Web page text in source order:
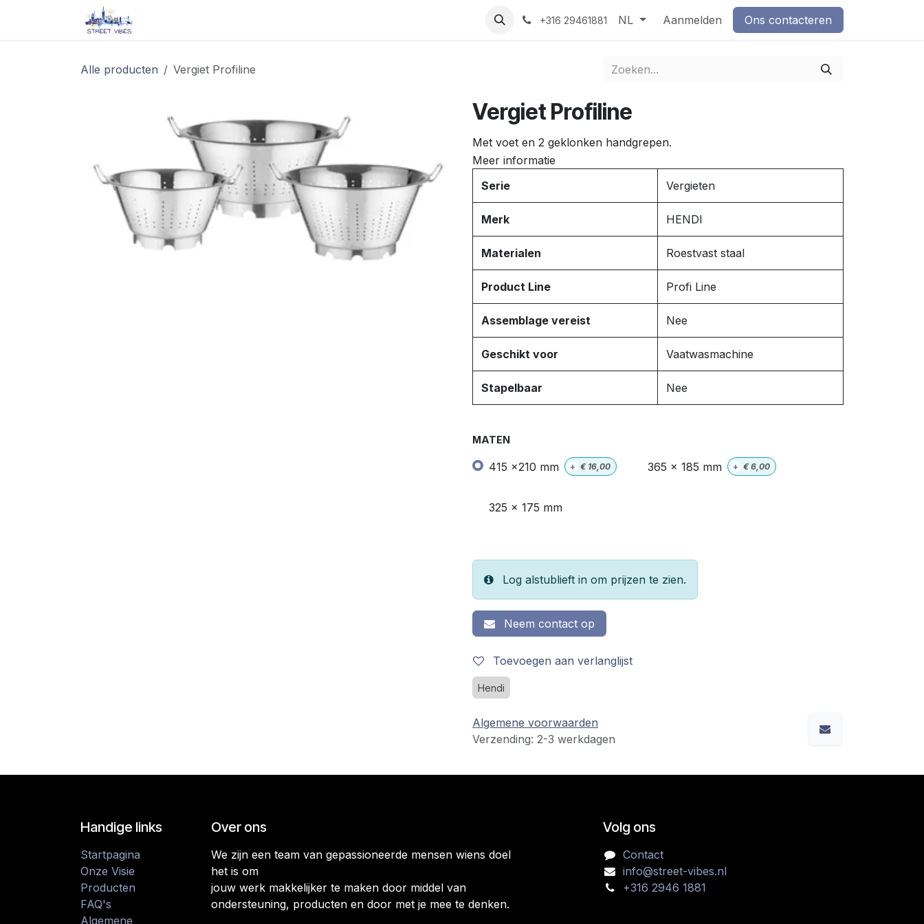
Overslaan naar inhoud
Contact +316 29461881 NL Aanmelden Ons contacteren
Alle producten Vergiet Profiline
Vergiet Profiline
Met voet en 2 geklonken handgrepen.
Meer informatie
Serie
Vergieten
Merk HENDI
Materialen Roestvast staal
Product Line Profi Line
Assemblage vereist Nee
Geschikt voor Vaatwasmachine
Stapelbaar Nee
MATEN
415 x210 mm + € 16,00 365 x 185 mm + € 6,00
325 x 175 mm
Log alstublieft in om prijzen te zien.
Neem contact op
Toevoegen aan verlanglijst
Hendi
Algemene voorwaarden
Verzending: 2-3 werkdagen
Handige links
Startpagina
Onze Visie
Producten
FAQ's
Algemene
Over ons
We zijn een team van gepassioneerde mensen wiens doel
het is om
jouw werk makkelijker te maken door middel van
ondersteuning, producten en door met je mee te denken.
Volg ons
Contact
info@street-vibes.nl
+316 2946 1881